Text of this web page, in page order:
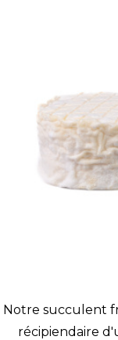
Notre succulent
récipiendaire